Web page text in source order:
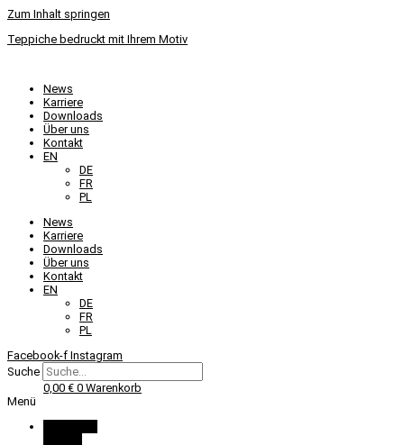
Zum Inhalt springen
Teppiche bedruckt mit Ihrem Motiv
News
Karriere
Downloads
Über uns
Kontakt
EN
DE
FR
PL
News
Karriere
Downloads
Über uns
Kontakt
EN
DE
FR
PL
Facebook-f Instagram
Suche
0,00 € 0 Warenkorb
Menü